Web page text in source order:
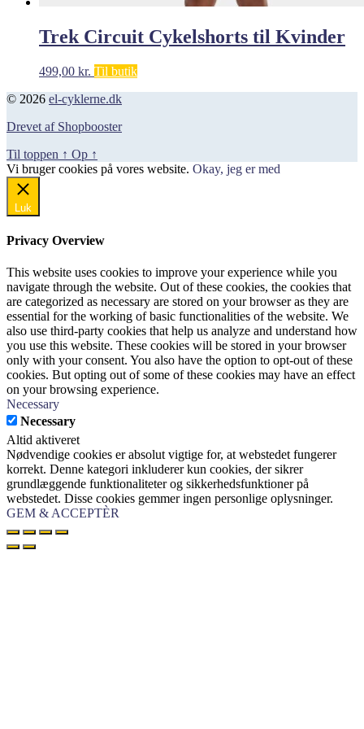
Trek Circuit Cykelshorts til Kvinder
499,00 kr. Til butik
© 2026 el-cyklerne.dk
Drevet af Shopbooster
Til toppen ↑ Op ↑
Vi bruger cookies på vores website. Okay, jeg er med
Luk
Privacy Overview
This website uses cookies to improve your experience while you
navigate through the website. Out of these cookies, the cookies that
are categorized as necessary are stored on your browser as they are
essential for the working of basic functionalities of the website. We
also use third-party cookies that help us analyze and understand how
you use this website. These cookies will be stored in your browser
only with your consent. You also have the option to opt-out of these
cookies. But opting out of some of these cookies may have an effect
on your browsing experience.
Necessary
Necessary
Altid aktiveret
Nødvendige cookies er absolut vigtige for, at webstedet fungerer
korrekt. Denne kategori inkluderer kun cookies, der sikrer
grundlæggende funktionaliteter og sikkerhedsfunktioner på
webstedet. Disse cookies gemmer ingen personlige oplysninger.
GEM & ACCEPTÈR